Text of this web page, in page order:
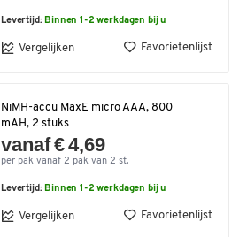
Levertijd: Binnen 1-2 werkdagen bij u
Vergelijken Favorietenlijst
NiMH-accu MaxE micro AAA, 800
mAH, 2 stuks
vanaf € 4,69
per pak vanaf 2 pak van 2 st.
Levertijd: Binnen 1-2 werkdagen bij u
Vergelijken Favorietenlijst